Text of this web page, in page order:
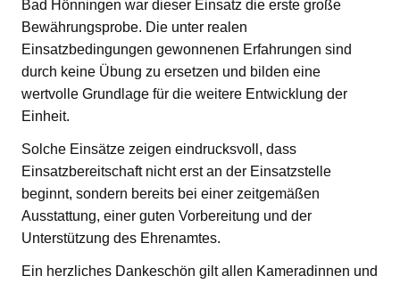
Bad Hönningen war dieser Einsatz die erste große
Bewährungsprobe. Die unter realen
Einsatzbedingungen gewonnenen Erfahrungen sind
durch keine Übung zu ersetzen und bilden eine
wertvolle Grundlage für die weitere Entwicklung der
Einheit.
Solche Einsätze zeigen eindrucksvoll, dass
Einsatzbereitschaft nicht erst an der Einsatzstelle
beginnt, sondern bereits bei einer zeitgemäßen
Ausstattung, einer guten Vorbereitung und der
Unterstützung des Ehrenamtes.
Ein herzliches Dankeschön gilt allen Kameradinnen und